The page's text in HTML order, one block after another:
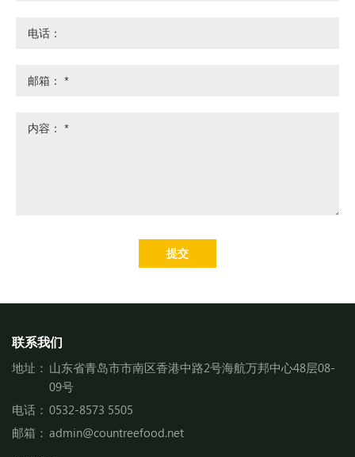
提交
联系我们
地址： 山东省青岛市市南区香港中路2号海航万邦中心48层08-
09号
电话： 0532-8573 5505
邮箱： admin@countreefood.net